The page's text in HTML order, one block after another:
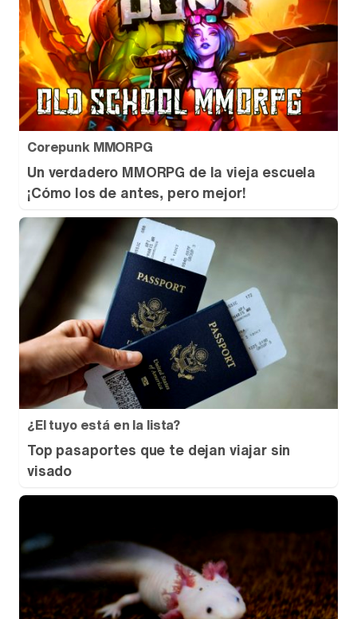
Tráiler de la tercera temporada de 'The Walking Dead: Dead City' de AMC+
Canción ganadora de Eurovisión 2026: DARA con "Bangaranga" por Bulgaria
Corepunk MMORPG
Un verdadero MMORPG de la vieja escuela
¡Cómo los de antes, pero mejor!
¿El tuyo está en la lista?
Top pasaportes que te dejan viajar sin
visado